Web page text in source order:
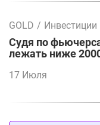
GOLD / Инвестиции
Судя по
лежать ниже
17 Июля